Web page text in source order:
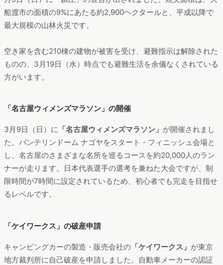
船渡市の面積の9%にあたる約2,900ヘクタールと、平成以降で
最大規模の山林火災です。
空き家を含む210棟の建物が被害を受け、避難指示は解除された
ものの、3月19日（水）時点でも避難生活を余儀なくされている
方がいます。
「名古屋ウィメンズマラソン」の開催
3月9日（日）に 「名古屋ウィメンズマラソン」 が開催されまし
た。バンテリンドーム ナゴヤをスタート・フィニッシュ会場と
し、名古屋のさまざまな名所を巡るコースを約20,000人のラン
ナーが走ります。日本代表選手の選考を兼ねた大会ですが、制
限時間が7時間に設定されているため、初心者でも完走を目指せ
るレベルです。
「ケイワークス」の破産申請
キャンピングカーの製造・販売会社の 「ケイワークス」 が東京
地方裁判所に自己破産を申請しました。自動車メーカーの認証